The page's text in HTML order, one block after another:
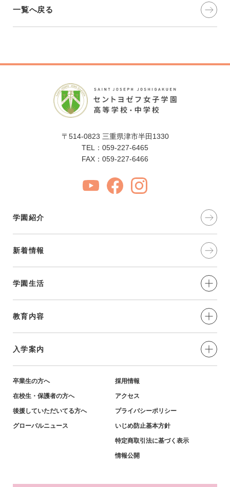
一覧へ戻る
〒514-0823 三重県津市半田1330
TEL：059-227-6465
FAX：059-227-6466
学園紹介
新着情報
学園生活
制服・年間⾏事
部活動
学習環境
教育内容
愛と奉仕の実践
教育の特色
英語教育・姉妹校紹介
入学案内
小学生対象-説明会・イベント
小学生対象-募集要項・資料
卒業生の方へ
在校生・保護者の方へ
後援していただいてる方へ
グローバルニュース
採用情報
アクセス
プライバシーポリシー
いじめ防止基本方針
特定商取引法に基づく表示
情報公開